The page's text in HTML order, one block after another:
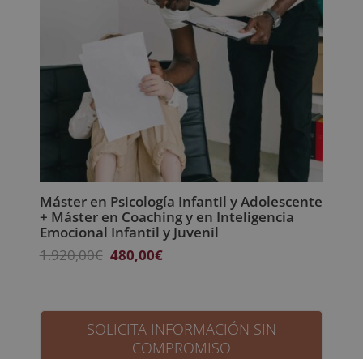
Máster en Psicología Infantil y Adolescente
+ Máster en Coaching y en Inteligencia
Emocional Infantil y Juvenil
1.920,00€ El
era:
1.920,00€.
480,00€El
es:
480,00€.
SOLICITA INFORMACIÓN SIN
COMPROMISO